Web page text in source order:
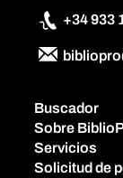
+34 933
Buscador
Sobre
Servicios
Solicitud de